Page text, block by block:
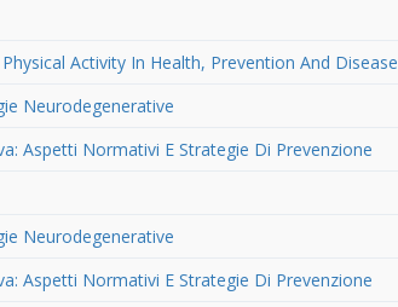
Activity In Health, Prevention And Disease
Neurodegenerative
Aspetti Normativi E Strategie Di Prevenzione
Neurodegenerative
Aspetti Normativi E Strategie Di Prevenzione